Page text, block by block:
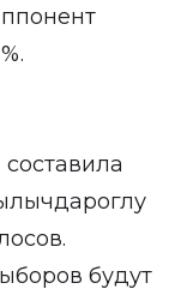
будут